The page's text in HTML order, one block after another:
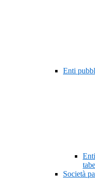
Enti
Società